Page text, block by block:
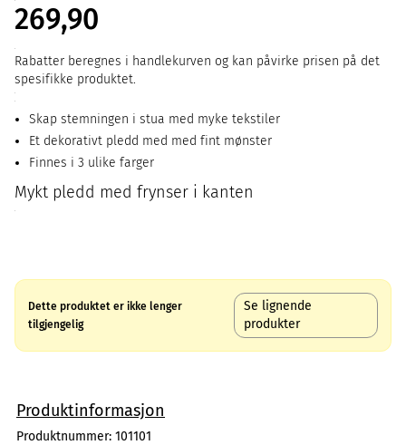
269,90
Rabatter beregnes i handlekurven og kan påvirke prisen på det
spesifikke produktet.
Skap stemningen i stua med myke tekstiler
Et dekorativt pledd med med fint mønster
Finnes i 3 ulike farger
Mykt pledd med frynser i kanten
Dette produktet er ikke lenger
tilgjengelig
Se lignende
produkter
Produktinformasjon
Produktnummer: 101101